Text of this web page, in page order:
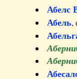
Абелс
Абель,